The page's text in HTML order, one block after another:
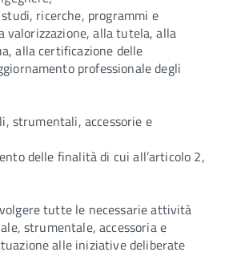
ricerche, programmi e
alla tutela, alla
alla certificazione delle
professionale degli
strumentali, accessorie e
delle finalità di cui all’articolo 2,
tutte le necessarie attività
strumentale, accessoria e
alle iniziative deliberate